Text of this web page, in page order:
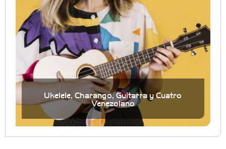
Ukelele, Charango, Guitarra y Cuatro
Venezolano